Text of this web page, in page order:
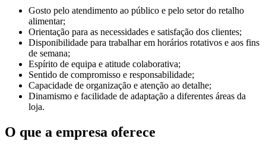
Gosto pelo atendimento ao público e pelo setor do retalho
alimentar;
Orientação para as necessidades e satisfação dos clientes;
Disponibilidade para trabalhar em horários rotativos e aos fins
de semana;
Espírito de equipa e atitude colaborativa;
Sentido de compromisso e responsabilidade;
Capacidade de organização e atenção ao detalhe;
Dinamismo e facilidade de adaptação a diferentes áreas da
loja.
O que a empresa oferece